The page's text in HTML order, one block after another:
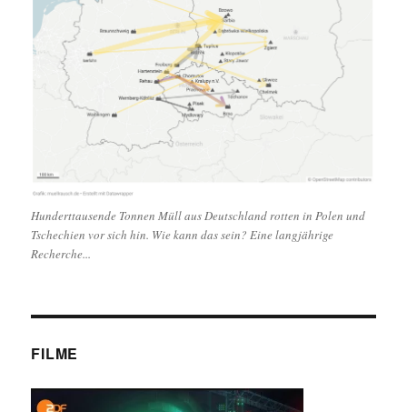
Hunderttausende Tonnen Müll aus Deutschland rotten in Polen und
Tschechien vor sich hin. Wie kann das sein? Eine langjährige
Recherche...
FILME